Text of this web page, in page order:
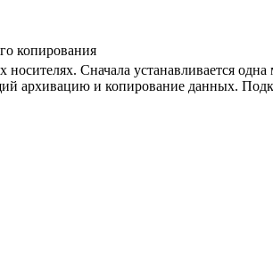
копирования
Сначала устанавливается
архивацию и копирование данных.